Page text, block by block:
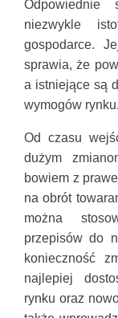
Odpowiednie
niezwykle
gospodarce.
sprawia, że
a istniejące są
wymogów rynku.
Od czasu
dużym
bowiem z
na obrót
można
przepisów do
konieczność
najlepiej
rynku oraz